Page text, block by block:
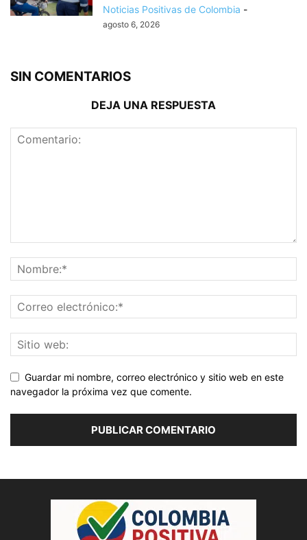
Noticias Positivas de Colombia -
agosto 6, 2026
SIN COMENTARIOS
DEJA UNA RESPUESTA
Guardar mi nombre, correo electrónico y sitio web en este
navegador la próxima vez que comente.